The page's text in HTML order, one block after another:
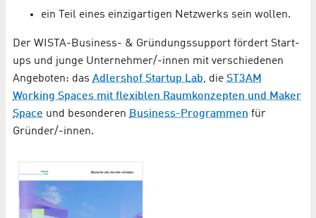
ein Teil eines einzigartigen Netzwerks sein wollen.
Der WISTA-Business- & Gründungssupport fördert Start-
ups und junge Unternehmer/-innen mit verschiedenen
Angeboten: das Adlershof Startup Lab, die ST3AM
Working Spaces mit flexiblen Raumkonzepten und Maker
Space und besonderen Business-Programmen für
Gründer/-innen.